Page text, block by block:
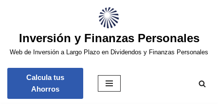
contenido
Inversión y Finanzas Personales
Web de Inversión a Largo Plazo en Dividendos y Finanzas Personales
Calcula tus
Ahorros